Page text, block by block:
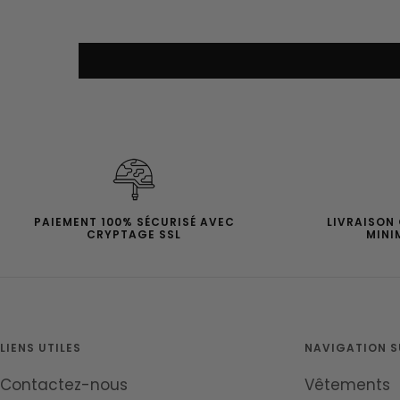
PAIEMENT 100% SÉCURISÉ AVEC
CRYPTAGE SSL
LIVRAISON
LIENS UTILES
Contactez-nous
NAVIGATION
Vêtements